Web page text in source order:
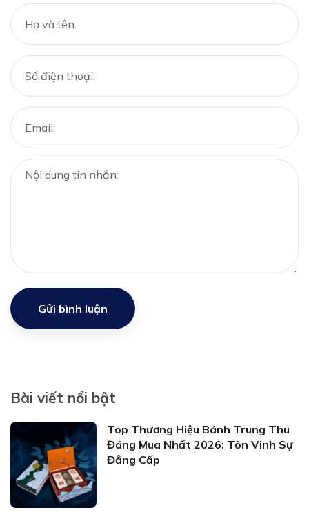
Gửi bình luận
Bài viết nổi bật
Top Thương Hiệu Bánh Trung Thu
Đáng Mua Nhất 2026: Tôn Vinh Sự
Đẳng Cấp